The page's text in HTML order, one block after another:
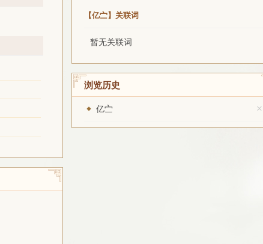
【亿㝉】关联词
暂无关联词
浏览历史
亿㝉 ×